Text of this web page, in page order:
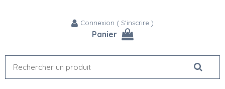
Connexion ( S'inscrire )
Panier